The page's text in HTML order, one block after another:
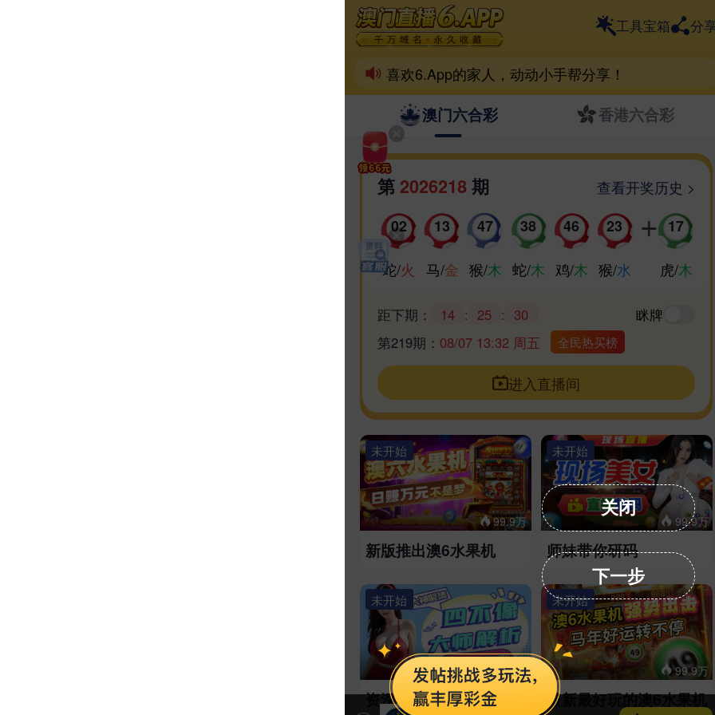
工具宝箱 分
一个6.App，整个六合界
6.App离不开彩民支持！
喜欢6.App的家人，动动小手帮分享！
祝各位好运爆棚，天天喜中百万！
澳门六合彩 香港六合彩
第 2026218 期
查看开奖历史 >
02
蛇/火
13
马/金
47
猴/木
38
蛇/木
46
鸡/木
23
猴/水
17
虎/木
距下期： 14 : 25 : 29
眯牌
第219期： 08/07 13:32 周五 全民热买榜
进入直播间
未开始
99.9万
新版推出澳6水果机
未开始
99.9万
师妹带你研码
未开始
99.9万
资深美女解四不像
未开始
99.9万
最新最好玩的澳6水果机
关闭
下一步